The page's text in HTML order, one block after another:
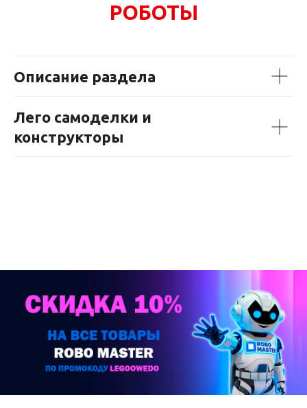
РОБОТЫ
Описание раздела
Лего самоделки и
конструкторы